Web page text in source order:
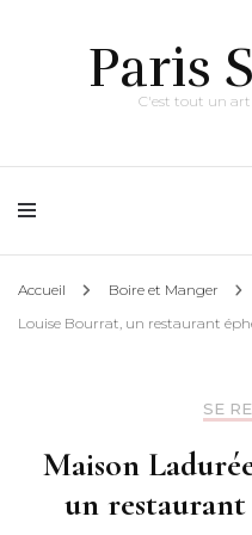
Paris
C'est tout un
Accueil Boire et Manger
Louise Bourrat, un restaurant
SE
Maison
un